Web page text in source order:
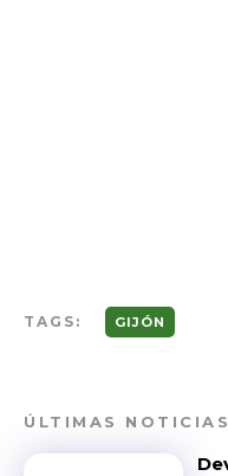
TAGS: GIJÓN
ÚLTIMAS NOTICIAS